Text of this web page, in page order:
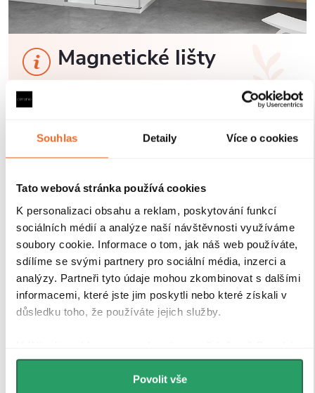
Souhlas Detaily Více o cookies
Tato webová stránka používá cookies
K personalizaci obsahu a reklam, poskytování funkcí
sociálních médií a analýze naší návštěvnosti využíváme
soubory cookie. Informace o tom, jak náš web používáte,
sdílíme se svými partnery pro sociální média, inzerci a
analýzy. Partneři tyto údaje mohou zkombinovat s dalšími
informacemi, které jste jim poskytli nebo které získali v
důsledku toho, že používáte jejich služby.
můžeme používat cookies pro analytiku a
personalizovanou reklamu. Jak Google zpracovává
Povolit vše
Magnetické lišty
Zavírání pomocí magnetických lišt
pevně drží
otevírání. Lišty jsou umístěny na hraně dveří a rámu
nebo mezi dvěma skleněnými křídly, kde magnety
zajišťují jejich bezpečné přilnutí.